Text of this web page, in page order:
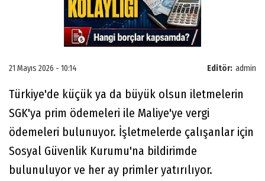
Editör: admin
21 Mayıs 2026 - 10:14
Türkiye'de küçük ya da büyük olsun iletmelerin
SGK'ya prim ödemeleri ile Maliye'ye vergi
ödemeleri bulunuyor. İşletmelerde çalışanlar için
Sosyal Güvenlik Kurumu'na bildirimde
bulunuluyor ve her ay primler yatırılıyor.